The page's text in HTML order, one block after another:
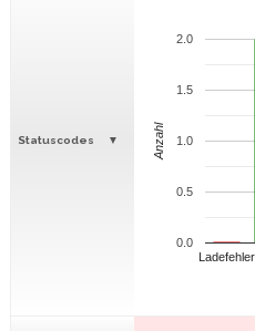
Statuscodes
Ladefehler
0.0
0.5
1.0
1.5
2.0
Anzahl